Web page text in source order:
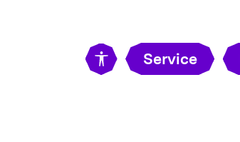
Service